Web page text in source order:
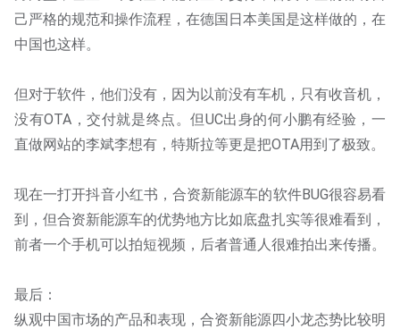
己严格的规范和操作流程，在德国日本美国是这样做的，在
中国也这样。
但对于软件，他们没有，因为以前没有车机，只有收音机，
没有OTA，交付就是终点。但UC出身的何小鹏有经验，一
直做网站的李斌李想有，特斯拉等更是把OTA用到了极致。
现在一打开抖音小红书，合资新能源车的软件BUG很容易看
到，但合资新能源车的优势地方比如底盘扎实等很难看到，
前者一个手机可以拍短视频，后者普通人很难拍出来传播。
最后：
纵观中国市场的产品和表现，合资新能源四小龙态势比较明